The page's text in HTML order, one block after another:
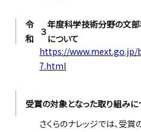
令
和
３
年度科学技術分野の文
について
https://
7.html
受賞の対象となった取り組みに
さくらのナレッジでは、受賞